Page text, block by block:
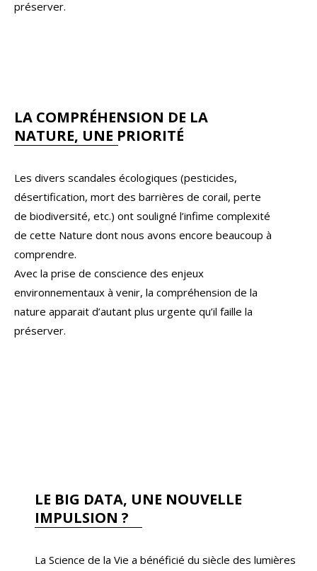
préserver.
LA COMPRÉHENSION DE LA
NATURE, UNE PRIORITÉ
Les divers scandales écologiques (pesticides,
désertification, mort des barrières de corail, perte
de biodiversité, etc.) ont souligné l’infime complexité
de cette Nature dont nous avons encore beaucoup à
comprendre.
Avec la prise de conscience des enjeux
environnementaux à venir, la compréhension de la
nature apparait d’autant plus urgente qu’il faille la
préserver.
LE BIG DATA, UNE NOUVELLE
IMPULSION ?
La Science de la Vie a bénéficié du siècle des lumières